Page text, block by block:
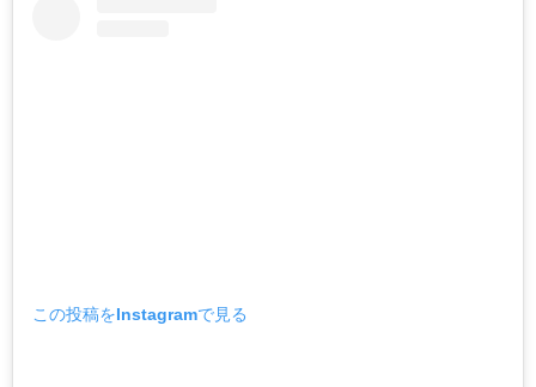
この投稿をInstagramで見る